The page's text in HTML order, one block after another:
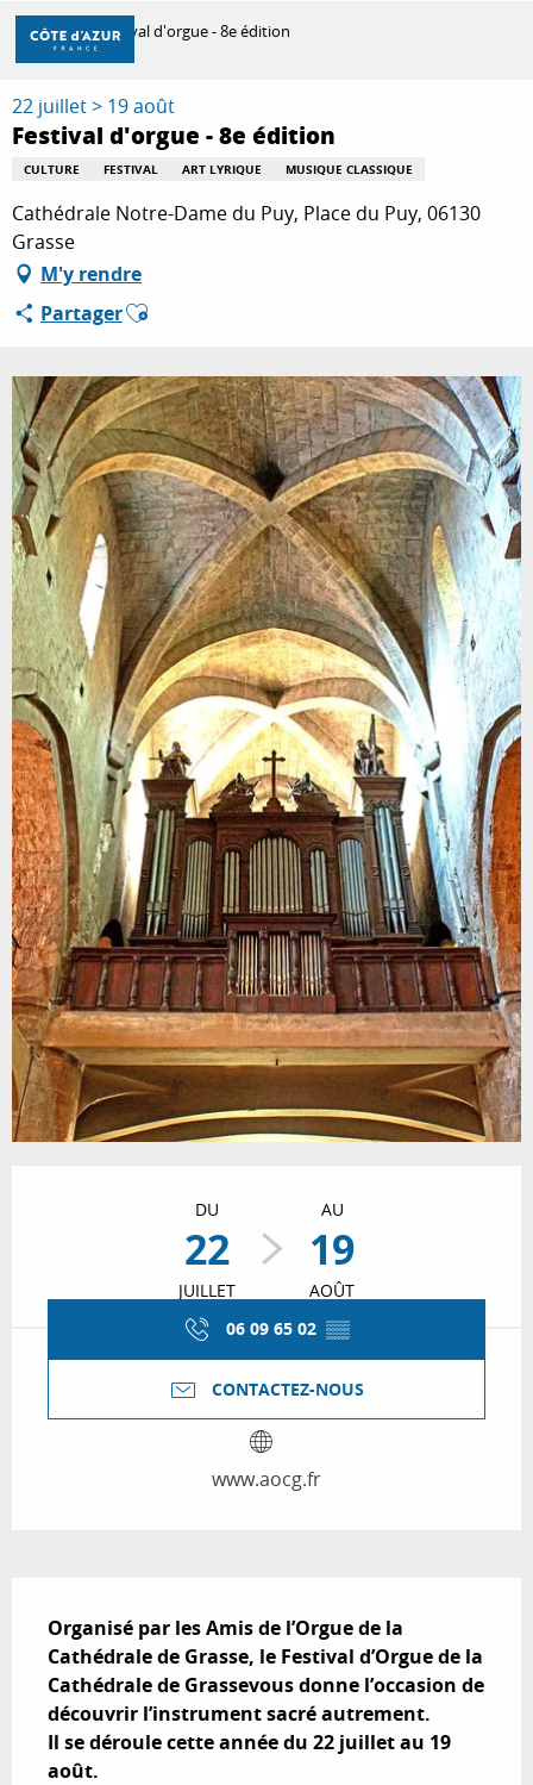
Aller
contenu
principal
DÉCOUVRIR
À FAIRE
SÉJOURNER
Accueil Festival d'orgue - 8e édition
22 juillet > 19 août
Festival d'orgue - 8e édition
CULTURE FESTIVAL ART LYRIQUE MUSIQUE CLASSIQUE
Cathédrale Notre-Dame du Puy, Place du Puy, 06130
Grasse
M'y rendre
PartagerAjouter aux favoris
DU
22
JUILLET
AU
19
AOÛT
06 09 65 02 ▒▒
CONTACTEZ-NOUS
www.aocg.fr
Organisé par les Amis de l’Orgue de la
Cathédrale de Grasse, le Festival d’Orgue de la
Cathédrale de Grassevous donne l’occasion de
découvrir l’instrument sacré autrement.
Il se déroule cette année du 22 juillet au 19
août.